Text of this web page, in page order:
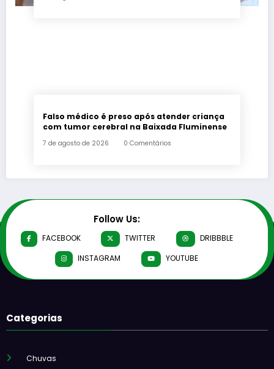
Falso médico é preso após atender criança
com tumor cerebral na Baixada Fluminense
7 de agosto de 2026 0 Comentários
Follow Us:
FACEBOOK TWITTER
DRIBBBLE
INSTAGRAM
YOUTUBE
Categorias
Chuvas